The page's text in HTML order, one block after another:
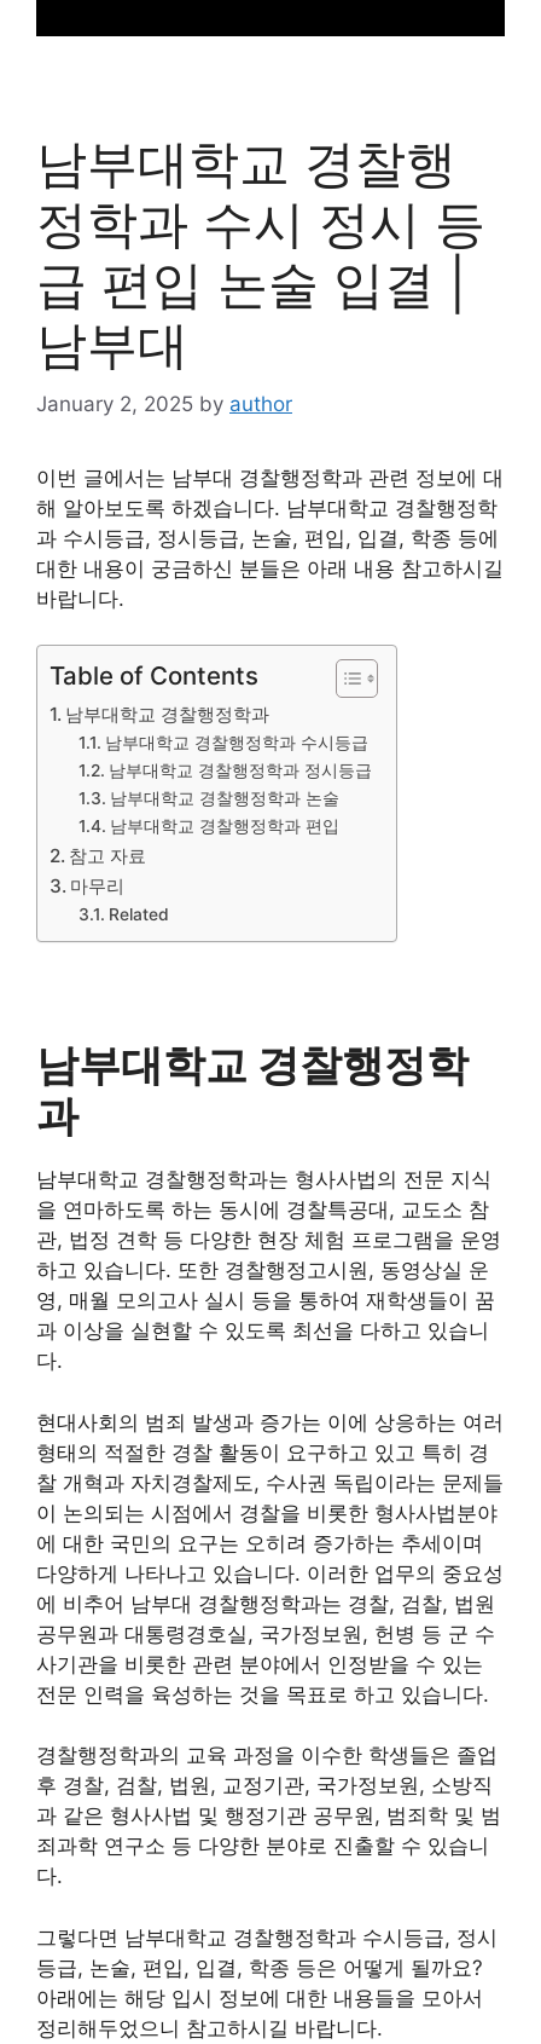
남부대학교 경찰행
정학과 수시 정시 등
급 편입 논술 입결 |
남부대
January 2, 2025 by author
이번 글에서는 남부대 경찰행정학과 관련 정보에 대
해 알아보도록 하겠습니다. 남부대학교 경찰행정학
과 수시등급, 정시등급, 논술, 편입, 입결, 학종 등에
대한 내용이 궁금하신 분들은 아래 내용 참고하시길
바랍니다.
Table of Contents
남부대학교 경찰행정학과
남부대학교 경찰행정학과 수시등급
남부대학교 경찰행정학과 정시등급
남부대학교 경찰행정학과 논술
남부대학교 경찰행정학과 편입
참고 자료
마무리
Related
남부대학교 경찰행정학
과
남부대학교 경찰행정학과는 형사사법의 전문 지식
을 연마하도록 하는 동시에 경찰특공대, 교도소 참
관, 법정 견학 등 다양한 현장 체험 프로그램을 운영
하고 있습니다. 또한 경찰행정고시원, 동영상실 운
영, 매월 모의고사 실시 등을 통하여 재학생들이 꿈
과 이상을 실현할 수 있도록 최선을 다하고 있습니
다.
현대사회의 범죄 발생과 증가는 이에 상응하는 여러
형태의 적절한 경찰 활동이 요구하고 있고 특히 경
찰 개혁과 자치경찰제도, 수사권 독립이라는 문제들
이 논의되는 시점에서 경찰을 비롯한 형사사법분야
에 대한 국민의 요구는 오히려 증가하는 추세이며
다양하게 나타나고 있습니다. 이러한 업무의 중요성
에 비추어 남부대 경찰행정학과는 경찰, 검찰, 법원
공무원과 대통령경호실, 국가정보원, 헌병 등 군 수
사기관을 비롯한 관련 분야에서 인정받을 수 있는
전문 인력을 육성하는 것을 목표로 하고 있습니다.
경찰행정학과의 교육 과정을 이수한 학생들은 졸업
후 경찰, 검찰, 법원, 교정기관, 국가정보원, 소방직
과 같은 형사사법 및 행정기관 공무원, 범죄학 및 범
죄과학 연구소 등 다양한 분야로 진출할 수 있습니
다.
그렇다면 남부대학교 경찰행정학과 수시등급, 정시
등급, 논술, 편입, 입결, 학종 등은 어떻게 될까요?
아래에는 해당 입시 정보에 대한 내용들을 모아서
정리해두었으니 참고하시길 바랍니다.